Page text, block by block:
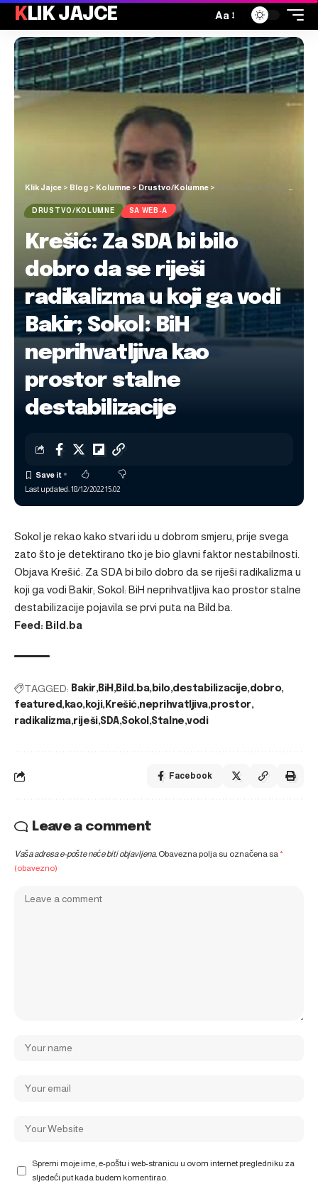
KLIK JAJCE Aa
Klik Jajce > Blog > Kolumne> Drustvo/Kolumne > Krešić: Za SDA bi bilo dobro da se riješi radikalizma u koji ga vodi Bakir; Sokol: BiH neprihvatljiva kao prostor stalne destabilizacije
DRUSTVO/KOLUMNE SA WEB-A
Krešić: Za SDA bi bilo
dobro da se riješi
radikalizma u koji ga vodi
Bakir; Sokol: BiH
neprihvatljiva kao
prostor stalne
destabilizacije
Last updated: 18/12/2022 15:02
Sokol je rekao kako stvari idu u dobrom smjeru, prije svega
zato što je detektirano tko je bio glavni faktor nestabilnosti.
Objava Krešić: Za SDA bi bilo dobro da se riješi radikalizma u
koji ga vodi Bakir; Sokol: BiH neprihvatljiva kao prostor stalne
destabilizacije pojavila se prvi puta na Bild.ba
Feed: Bild.ba
TAGGED: Bakir BiH Bild.ba bilo destabilizacije dobro
featured kao koji Krešić neprihvatljiva prostor
radikalizma riješi SDA Sokol Stalne vodi
Facebook
Leave a comment
Vaša adresa e-pošte neće biti objavljena. Obavezna polja su označena sa*
(obavezno)
Spremi moje ime, e-poštu i web-stranicu u ovom internet pregledniku za
sljedeći put kada budem komentirao.